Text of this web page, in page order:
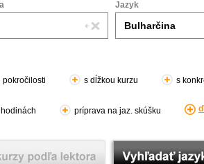
Jazyk
pokročilosti s dĺžkou kurzu s
príprava na jaz. skúšku